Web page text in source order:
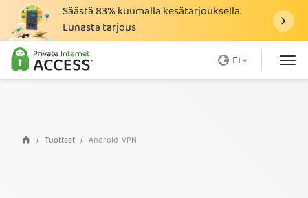
Säästä83%kuumalla kesätarjouksella.
Lunasta tarjous
FI
Mikä on VPN
Miksi PIA
VPN:n hyödyt
Tuotteet Android-VPN